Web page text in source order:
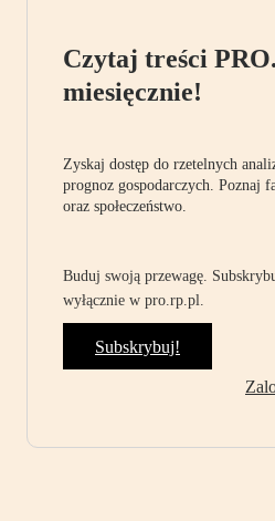
Czytaj treści
miesięcznie!
Zyskaj dostęp do rzetelnych
prognoz gospodarczych. Poznaj
oraz społeczeństwo.
Buduj swoją przewagę.
wyłącznie w pro.rp.pl.
Subskrybuj!